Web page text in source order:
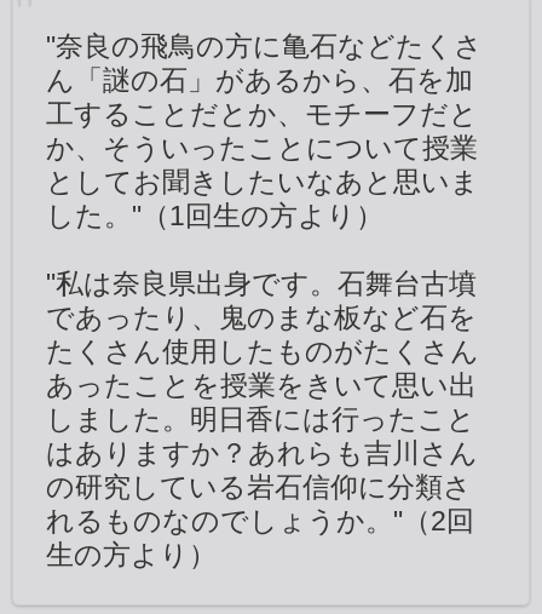
"奈良の飛鳥の方に亀石などたくさ
ん「謎の石」があるから、石を加
工することだとか、モチーフだと
か、そういったことについて授業
としてお聞きしたいなあと思いま
した。"（1回生の方より）
"私は奈良県出身です。石舞台古墳
であったり、鬼のまな板など石を
たくさん使用したものがたくさん
あったことを授業をきいて思い出
しました。明日香には行ったこと
はありますか？あれらも吉川さん
の研究している岩石信仰に分類さ
れるものなのでしょうか。"（2回
生の方より）